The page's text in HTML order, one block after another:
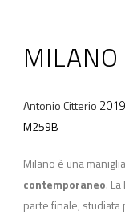
MILANO
Antonio Citterio 2019
M259B
Milano è una
contemporaneo.
parte finale, studiata